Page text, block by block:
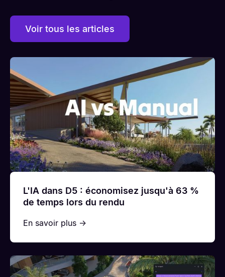
Voir tous les articles
L'IA dans D5 : économisez jusqu'à 63 %
de temps lors du rendu
En savoir plus →